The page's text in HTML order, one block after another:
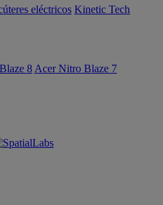
eléctricos Kinetic Tech
8 Acer Nitro Blaze 7